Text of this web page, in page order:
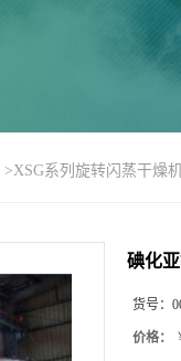
>XSG系列旋转闪蒸干燥
碘化
货号：
价格：